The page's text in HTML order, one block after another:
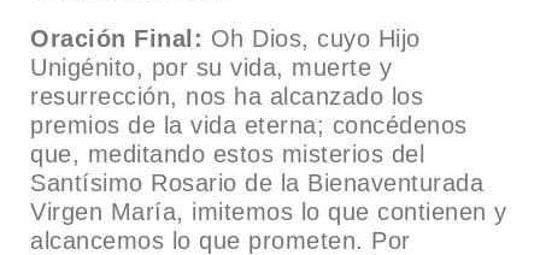
Oración Final: Oh Dios, cuyo Hijo
Unigénito, por su vida, muerte y
resurrección, nos ha alcanzado los
premios de la vida eterna; concédenos
que, meditando estos misterios del
Santísimo Rosario de la Bienaventurada
Virgen María, imitemos lo que contienen y
alcancemos lo que prometen. Por